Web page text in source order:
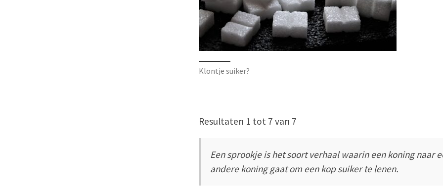
Klontje suiker?
Resultaten 1 tot 7 van 7
Een sprookje is het soort verhaal waarin een koning naar
andere koning gaat om een kop suiker te lenen.